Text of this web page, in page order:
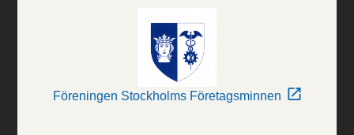
Föreningen Stockholms Företagsminnen